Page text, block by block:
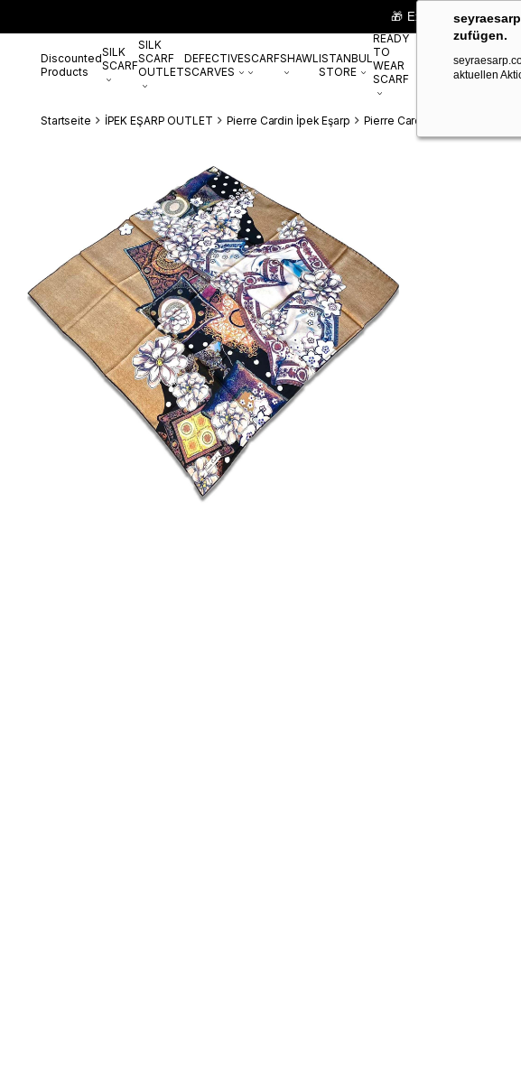
zufügen.
aktuellen
🎁 Exklusiv **10%
Discounted
Products
SILK
SCARF
SILK
SCARF
OUTLET
DEFECTIVE
SCARVES
SCARFSHAWLISTANBUL
STORE
READY
TO
WEAR
SCARF
ACCESSORY
Startseite İPEK EŞARP OUTLET Pierre Cardin İpek Eşarp Pierre Cardin Siyah Karma